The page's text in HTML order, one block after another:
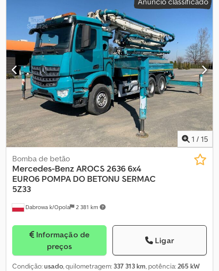
315/80 R22,5; Suspensão: suspensão de molas Peso vazio: 25.500
kg Capacidade de carga: 1.500 kg GVW: 27.000 kg
1 / 15
Dabrowa k/Opola 2 381 km
Bomba de betão
Mercedes-Benz AROCS 2636 6x4
EURO6 POMPA DO BETONU SERMAC
5Z33
Informação de
preços
Ligar
Condição:usado, quilometragem: 337 313 km, potência:265 kW